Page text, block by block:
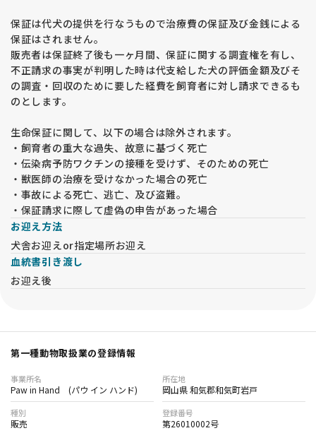
保証は代犬の提供を行なうもので治療費の保証及び金銭による
保証はされません。
販売者は保証終了後も一ヶ月間、保証に関する調査権を有し、
不正請求の事実が判明した時は代支給した犬の評価金額及びそ
の調査・回収のために要した経費を飼育者に対し請求できるも
のとします。
生命保証に関して、以下の場合は除外されます。
・飼育者の重大な過失、故意に基づく死亡
・伝染病予防ワクチンの接種を受けず、そのための死亡
・獣医師の治療を受けなかった場合の死亡
・事故による死亡、逃亡、及び盗難。
・保証請求に際して虚偽の申告があった場合
お迎え方法
犬舎お迎えor指定場所お迎え
血統書引き渡し
お迎え後
第一種動物取扱業の登録情報
事業所名
Paw in Hand (パウ イン ハンド)
所在地
岡山県 和気郡和気町岩戸
種別
販売
登録番号
第26010002号